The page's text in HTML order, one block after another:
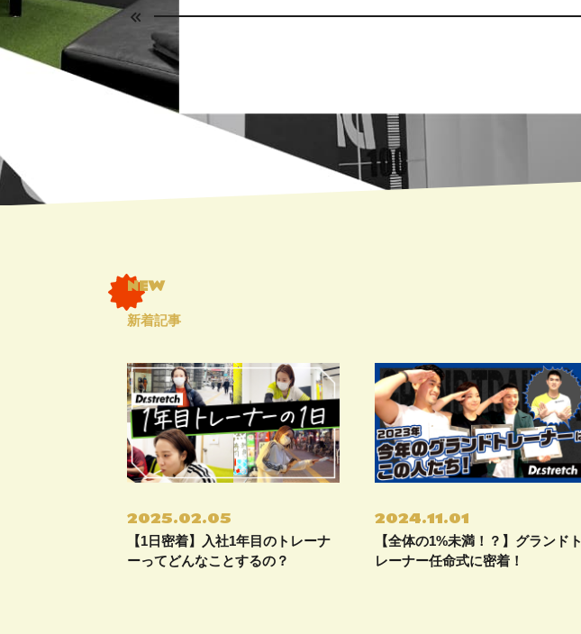
新着記事
2025.02.05
【1日密着】入社1年目のトレーナ
ーってどんなことするの？
2024.11.01
【全体の1%未満！？】グランドト
レーナー任命式に密着！